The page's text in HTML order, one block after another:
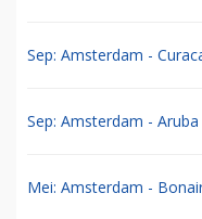
Sep: Amsterdam -
Sep: Amsterdam -
Mei: Amsterdam -